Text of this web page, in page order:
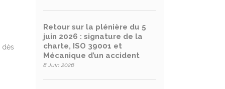
dès
Retour sur la plénière du 5
juin 2026 : signature de la
charte, ISO 39001 et
Mécanique d’un accident
8 Juin 2026